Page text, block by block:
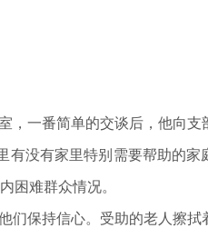
一番简单的交谈后，他向支
有没有家里特别需要帮助的家
困难群众情况。
保持信心。受助的老人擦拭